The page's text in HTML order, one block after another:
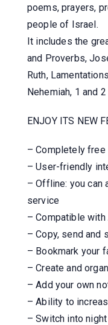
poems, prayers,
people of Israel.
It includes the
and Proverbs,
Ruth,
Nehemiah, 1 and
ENJOY ITS NEW
– Completely free
– User-friendly
– Offline: you can
service
– Compatible with
– Copy, send and
– Bookmark your
– Create and
– Add your own
– Ability to
– Switch into